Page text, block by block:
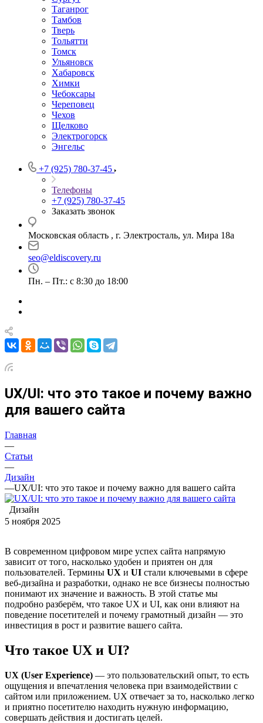
Таганрог
Тамбов
Тверь
Тольятти
Томск
Ульяновск
Хабаровск
Химки
Чебоксары
Череповец
Чехов
Щелково
Электрогорск
Энгельс
+7 (925) 780-37-45
Телефоны
+7 (925) 780-37-45
Заказать звонок
Московская область , г. Электросталь, ул. Мира 18а
seo@eldiscovery.ru
Пн. – Пт.: с 8:30 до 18:00
UX/UI: что это такое и почему важно
для вашего сайта
Главная
—
Статьи
—
Дизайн
—UX/UI: что это такое и почему важно для вашего сайта
Дизайн
5 ноября 2025
В современном цифровом мире успех сайта напрямую
зависит от того, насколько удобен и приятен он для
пользователей. Термины UX и UI стали ключевыми в сфере
веб-дизайна и разработки, однако не все бизнесы полностью
понимают их значение и важность. В этой статье мы
подробно разберём, что такое UX и UI, как они влияют на
поведение посетителей и почему грамотный дизайн — это
инвестиция в рост и развитие вашего сайта.
Что такое UX и UI?
UX (User Experience) — это пользовательский опыт, то есть
ощущения и впечатления человека при взаимодействии с
сайтом или приложением. UX отвечает за то, насколько легко
и приятно посетителю находить нужную информацию,
совершать действия и достигать целей.